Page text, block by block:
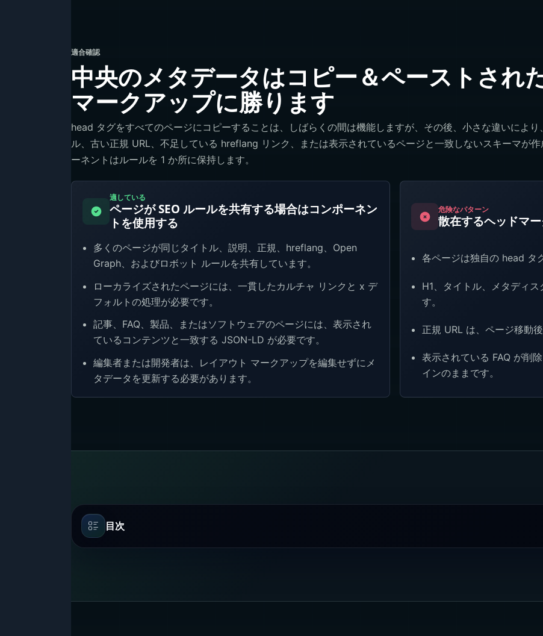
適合確認
中央のメタデータはコピー＆ペーストされ
マークアップに勝ります
head タグをすべてのページにコピーすることは、しばらくの間は機能しますが、その後、小さな違いにより
ル、古い正規 URL、不足している hreflang リンク、または表示されているページと一致しないスキーマが
ーネントはルールを 1 か所に保持します。
適している
ページが SEO ルールを共有する場合はコンポーネン
トを使用する
多くのページが同じタイトル、説明、正規、hreflang、Open
Graph、およびロボット ルールを共有しています。
ローカライズされたページには、一貫したカルチャ リンクと x デ
フォルトの処理が必要です。
記事、FAQ、製品、またはソフトウェアのページには、表示され
ているコンテンツと一致する JSON-LD が必要です。
編集者または開発者は、レイアウト マークアップを編集せずにメ
タデータを更新する必要があります。
危険なパターン
散在するヘッドマ
各ページは独自の head タ
H1、タイトル、メタディ
す。
正規 URL は、ページ移動
表示されている FAQ が削
インのままです。
目次